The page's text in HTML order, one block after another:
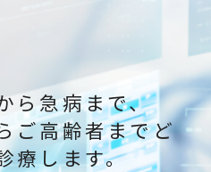
ら急病まで、
ご高齢者までど
療します。
ら急病まで、
ご高齢者までど
療します。
ら急病まで、
ご高齢者までど
療します。